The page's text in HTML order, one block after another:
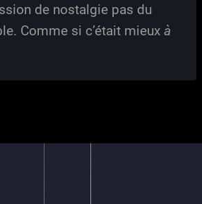
de nostalgie pas du
Comme si c’était mieux à